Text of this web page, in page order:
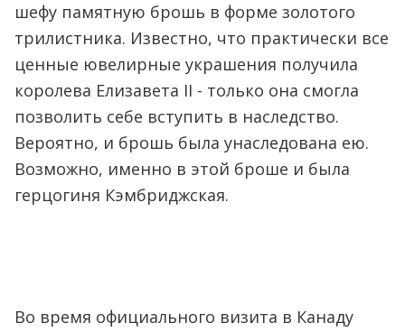
шефу памятную брошь в форме золотого
трилистника. Известно, что практически все
ценные ювелирные украшения получила
королева Елизавета II - только она смогла
позволить себе вступить в наследство.
Вероятно, и брошь была унаследована ею.
Возможно, именно в этой броше и была
герцогиня Кэмбриджская.
Во время официального визита в Канаду